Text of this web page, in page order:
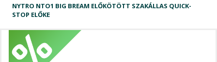
NYTRO NTO1 BIG BREAM ELŐKÖTÖTT SZAKÁLLAS QUICK-
STOP ELŐKE